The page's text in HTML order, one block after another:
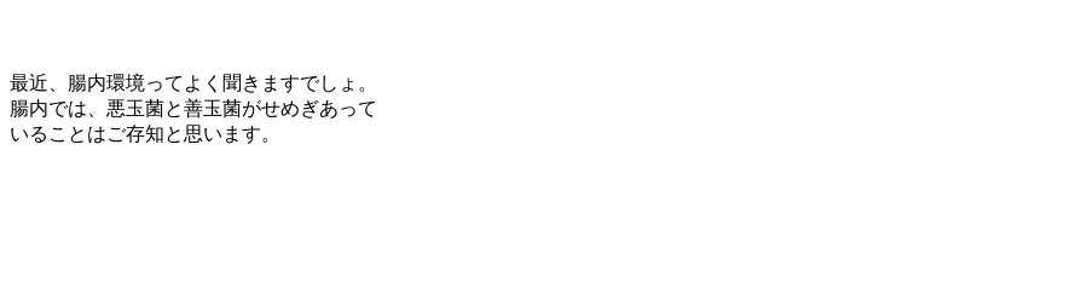
最近、腸内環境ってよく聞きますでしょ。
腸内では、悪玉菌と善玉菌がせめぎあって
いることはご存知と思います。